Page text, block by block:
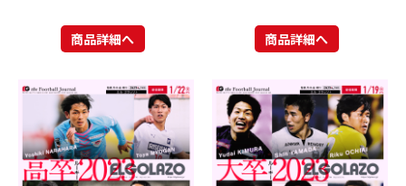
商品詳細へ 商品詳細へ